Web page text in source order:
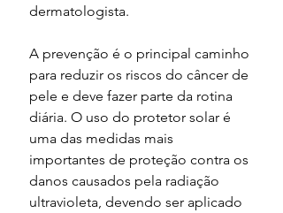
dermatologista.
A prevenção é o principal caminho
para reduzir os riscos do câncer de
pele e deve fazer parte da rotina
diária. O uso do protetor solar é
uma das medidas mais
importantes de proteção contra os
danos causados pela radiação
ultravioleta, devendo ser aplicado